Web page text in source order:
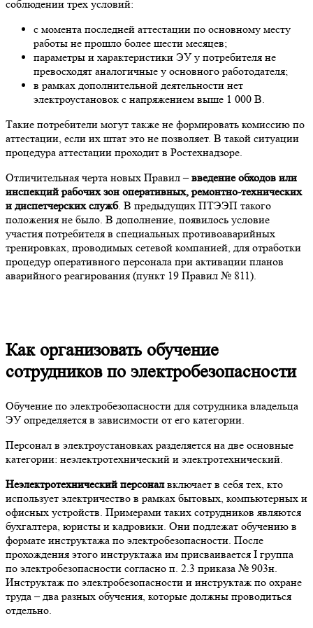
соблюдении трех условий:
с момента последней аттестации по основному месту
работы не прошло более шести месяцев;
параметры и характеристики ЭУ у потребителя не
превосходят аналогичные у основного работодателя;
в рамках дополнительной деятельности нет
электроустановок с напряжением выше 1 000 В.
Такие потребители могут также не формировать комиссию по
аттестации, если их штат это не позволяет. В такой ситуации
процедура аттестации проходит в Ростехнадзоре.
Отличительная черта новых Правил –введение обходов или
инспекций рабочих зон оперативных, ремонтно-технических
и диспетчерских служб. В предыдущих ПТЭЭП такого
положения не было. В дополнение, появилось условие
участия потребителя в специальных противоаварийных
тренировках, проводимых сетевой компанией, для отработки
процедур оперативного персонала при активации планов
аварийного реагирования (пункт 19 Правил № 811).
Как организовать обучение
сотрудников по электробезопасности
Обучение по электробезопасности для сотрудника владельца
ЭУ определяется в зависимости от его категории.
Персонал в электроустановках разделяется на две основные
категории: неэлектротехнический и электротехнический.
Неэлектротехнический персоналвключает в себя тех, кто
использует электричество в рамках бытовых, компьютерных и
офисных устройств. Примерами таких сотрудников являются
бухгалтера, юристы и кадровики. Они подлежат обучению в
формате инструктажа по электробезопасности. После
прохождения этого инструктажа им присваивается I группа
по электробезопасности согласно п. 2.3 приказа № 903н.
Инструктаж по электробезопасности и инструктаж по охране
труда – два разных обучения, которые должны проводиться
отдельно.